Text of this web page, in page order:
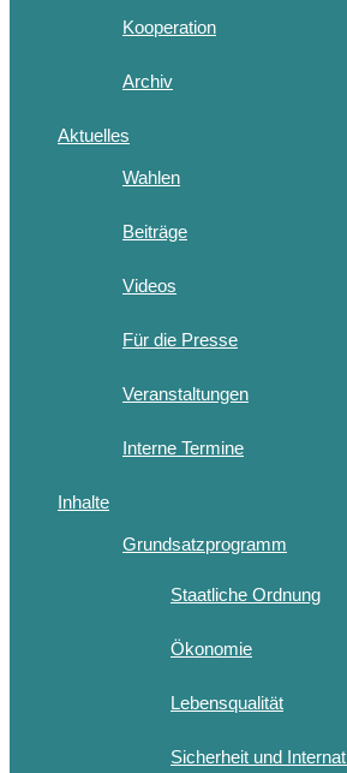
Kooperation
Archiv
Aktuelles
Wahlen
Beiträge
Videos
Für die Presse
Veranstaltungen
Interne Termine
Inhalte
Grundsatzprogramm
Staatliche Ordnung
Ökonomie
Lebensqualität
Sicherheit und